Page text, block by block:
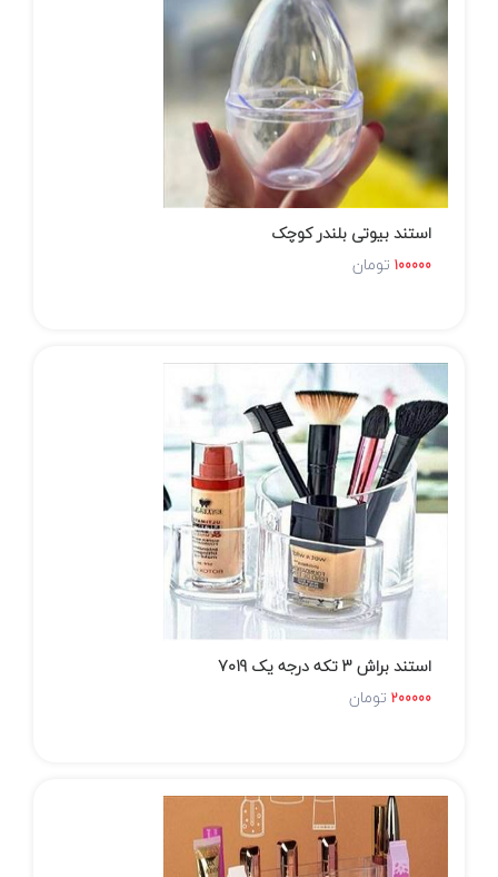
استند بیوتی بلندر کوچک
100000 تومان
استند براش 3 تکه درجه یک 7019
200000 تومان